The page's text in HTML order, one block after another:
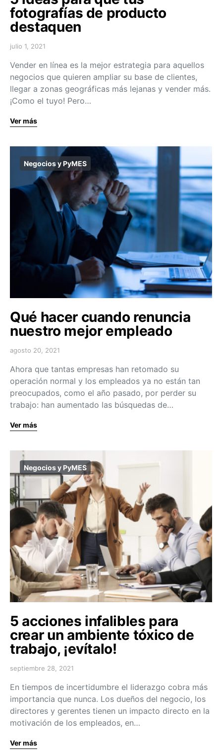
fotografías de producto
destaquen
julio 1, 2021
Vender en línea es la mejor estrategia para aquellos
negocios que quieren ampliar su base de clientes,
llegar a zonas geográficas más lejanas y vender más.
¡Como el tuyo! Pero…
Ver más
Negocios y PyMES
Qué hacer cuando renuncia
nuestro mejor empleado
agosto 20, 2021
Ahora que tantas empresas han retomado su
operación normal y los empleados ya no están tan
preocupados, como el año pasado, por perder su
trabajo: han aumentado las búsquedas de…
Ver más
Negocios y PyMES
5 acciones infalibles para
crear un ambiente tóxico de
trabajo, ¡evítalo!
septiembre 28, 2021
En tiempos de incertidumbre el liderazgo cobra más
importancia que nunca. Los dueños del negocio, los
directores y gerentes tienen un impacto directo en la
motivación de los empleados, en…
Ver más